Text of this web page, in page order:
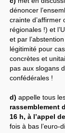
dénoncer
crainte d’affirmer
régionales !) et
et par
légitimité pour
concrètes et
pas aux slogans
confédérales !
d) appelle tous
rassemblement
16 h, à l’appel
fois à bas l’euro-